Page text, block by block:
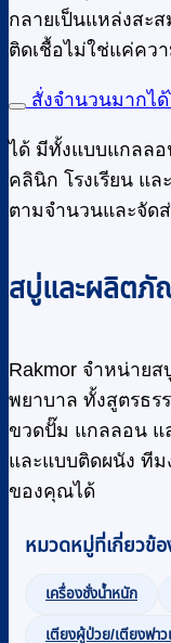
กลายเป็นแหล่งสะส
ติดเชื้อไม่ใช่แค่คว
สั่งจำนวนมากไ
ได้ มีทั้งแบบแกลลอ
คลินิก โรงเรียน แ
ตามจำนวนและจัด
สบู่และผลิตภั
Rakmor จำหน่าย
พยาบาล ทั้งสูตรธร
ขวดปั๊ม แกลลอน แ
และแบบติดผนัง ทีม
ของคุณได้
หมวดหมู่ที่เกี่ยวข้อ
เครื่องชั่งน้ำหนัก
เตียงผู้ป่วย/เตียงฟาว